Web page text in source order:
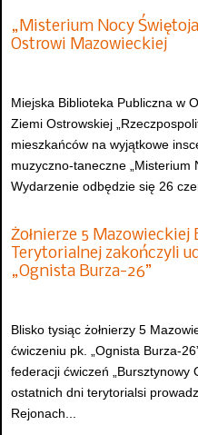
„Misterium Nocy
Ostrowi Mazowieckiej
Miejska Biblioteka Publiczna w
Ziemi Ostrowskiej
mieszkańców na wyjątkowe
muzyczno-taneczne „Misterium
Wydarzenie odbędzie się 26
Żołnierze 5 Mazowieckiej
Terytorialnej zakończyli
„Ognista Burza-26”
Blisko tysiąc żołnierzy 5
ćwiczeniu pk. „Ognista Burza-
federacji ćwiczeń „Bursztynowy
ostatnich dni terytorialsi
Rejonach...